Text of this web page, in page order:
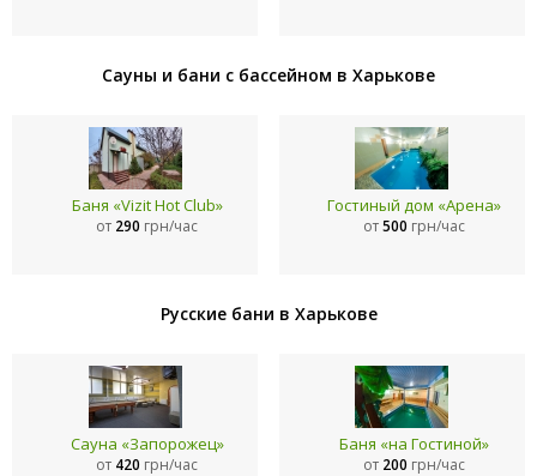
Сауны и бани с бассейном в Харькове
Баня «Vizit Hot Club»
от 290 грн/час
Гостиный дом «Арена»
от500 грн/час
Русские бани в Харькове
Сауна «Запорожец»
от 420 грн/час
Баня «на Гостиной»
от 200 грн/час